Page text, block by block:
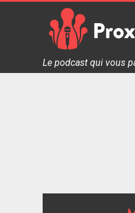
Proxi Jeux - Le
Le podcast qui vous